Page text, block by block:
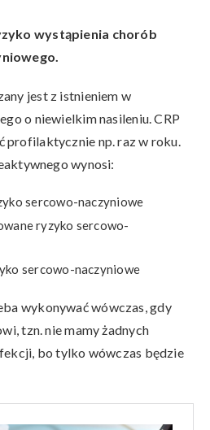
wystąpienia chorób
jest z istnieniem w
o niewielkim nasileniu. CRP
profilaktycznie np. raz w roku.
wynosi:
sercowo-naczyniowe
ryzyko sercowo-
sercowo-naczyniowe
wykonywać wówczas, gdy
tzn. nie mamy żadnych
bo tylko wówczas będzie